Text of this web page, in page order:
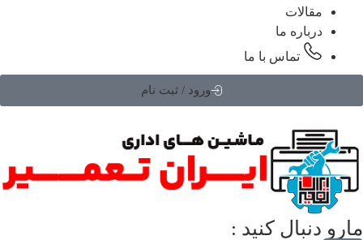
مقالات
درباره ما
تماس با ما
ورود / ثبت نام
دنبال کنید :